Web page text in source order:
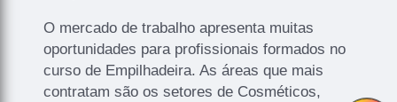
O mercado de trabalho apresenta muitas
oportunidades para profissionais formados no
curso de Empilhadeira. As áreas que mais
contratam são os setores de Cosméticos,